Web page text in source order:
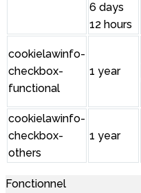
6 days
12 hours
cookielawinfo-
checkbox-
functional
1 year
cookielawinfo-
checkbox-
others
1 year
Fonctionnel